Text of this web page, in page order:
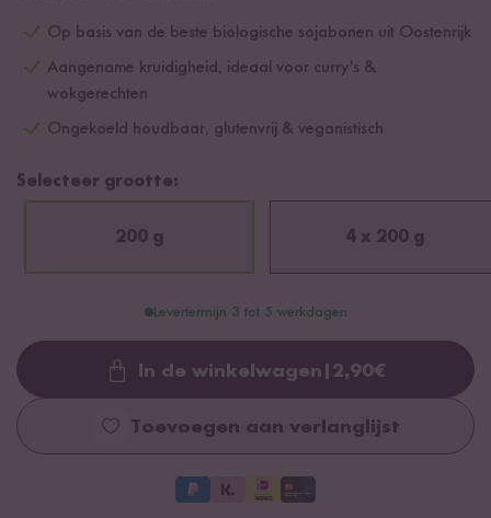
Op basis van de beste biologische sojabonen uit Oostenrijk
Aangename kruidigheid, ideaal voor curry's &
wokgerechten
Ongekoeld houdbaar, glutenvrij & veganistisch
Selecteer grootte:
200 g 4 x 200 g
Levertermijn 3 tot 5 werkdagen
Loading...
In de winkelwagen 2,90€
Toevoegen aan verlanglijst